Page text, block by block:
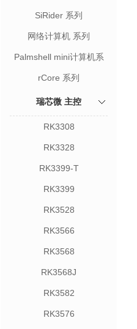
SiRider 系列
网络计算机 系列
Palmshell mini计算机系
rCore 系列
瑞芯微 主控
RK3308
RK3328
RK3399-T
RK3399
RK3528
RK3566
RK3568
RK3568J
RK3582
RK3576